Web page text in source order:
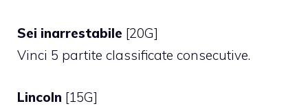
Sei inarrestabile [20G]
Vinci 5 partite classificate consecutive.
Lincoln [15G]